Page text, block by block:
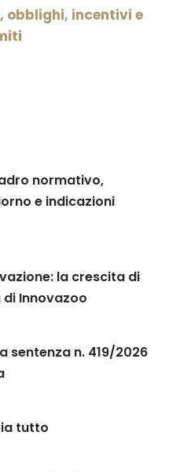
obblighi, incentivi e
normativo,
e indicazioni
la crescita di
Innovazoo
sentenza n. 419/2026
tutto